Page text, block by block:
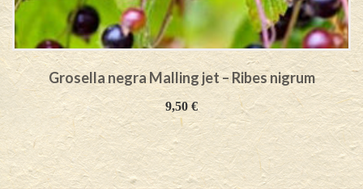
Grosella negra Malling jet – Ribes nigrum
9,50€